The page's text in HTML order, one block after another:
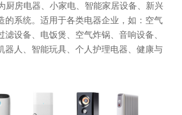
厨房电器、小家电、智能家居设备、新兴
的系统。适用于各类电器企业，如：空气
滤设备、电饭煲、空气炸锅、音响设备、
器人、智能玩具、个人护理电器、健康与